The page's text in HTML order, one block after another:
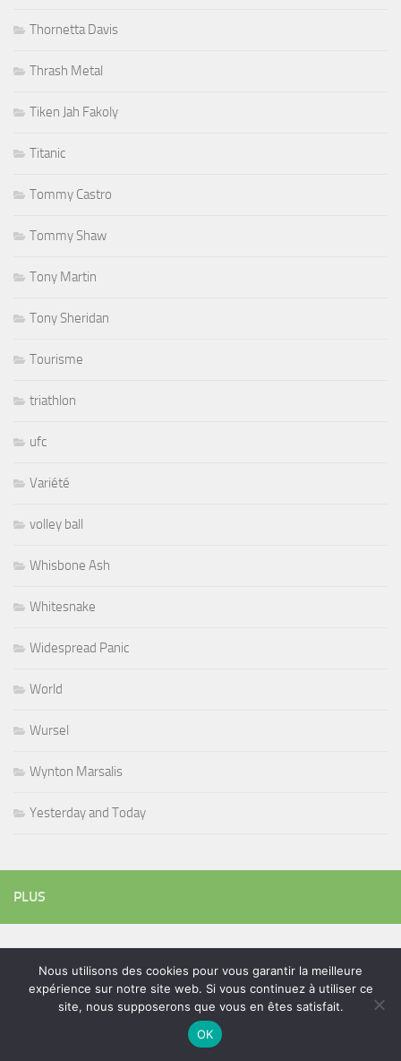
Thornetta Davis
Thrash Metal
Tiken Jah Fakoly
Titanic
Tommy Castro
Tommy Shaw
Tony Martin
Tony Sheridan
Tourisme
triathlon
ufc
Variété
volley ball
Whisbone Ash
Whitesnake
Widespread Panic
World
Wursel
Wynton Marsalis
Yesterday and Today
PLUS
Nous utilisons des cookies pour vous garantir la meilleure
expérience sur notre site web. Si vous continuez à utiliser ce
site, nous supposerons que vous en êtes satisfait.
OK